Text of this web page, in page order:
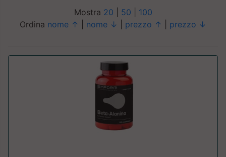
Mostra 20 50
100
Ordina nome ↑ nome ↓ prezzo ↑ prezzo ↓